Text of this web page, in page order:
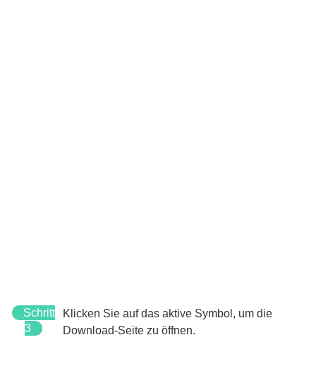
Schritt
3
Klicken Sie auf das aktive Symbol, um die
Download-Seite zu öffnen.